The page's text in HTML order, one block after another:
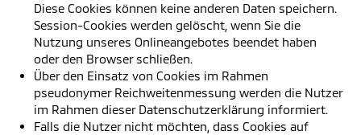
Diese Cookies können keine anderen Daten speichern.
Session-Cookies werden gelöscht, wenn Sie die
Nutzung unseres Onlineangebotes beendet haben
oder den Browser schließen.
Über den Einsatz von Cookies im Rahmen
pseudonymer Reichweitenmessung werden die Nutzer
im Rahmen dieser Datenschutzerklärung informiert.
Falls die Nutzer nicht möchten, dass Cookies auf